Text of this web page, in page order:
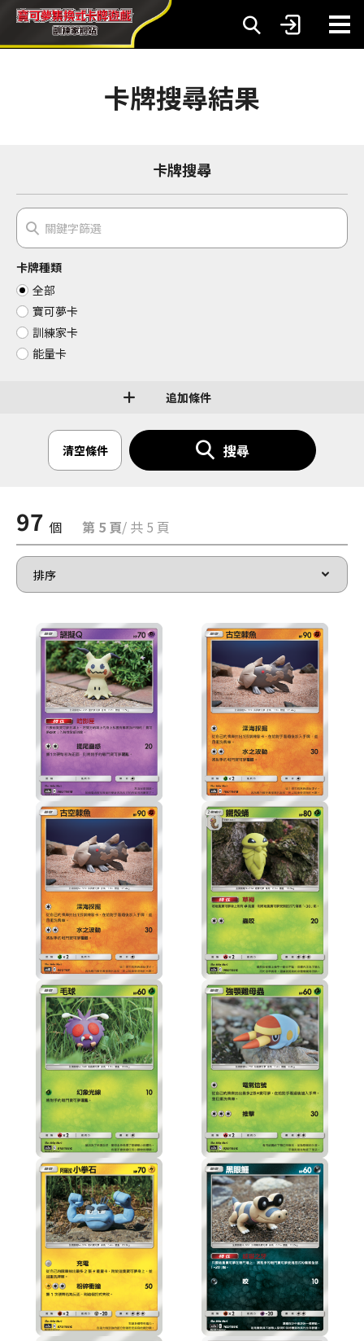
卡牌搜尋結果
卡牌搜尋
卡牌種類
全部
寶可夢卡
訓練家卡
能量卡
追加條件
清空條件 搜尋
97 個 第 5 頁/ 共 5 頁